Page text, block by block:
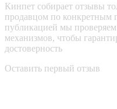
Кинпет собирает отзывы
продавцом по конкретным
публикацией мы
механизмов, чтобы
достоверность
Оставить первый отзыв